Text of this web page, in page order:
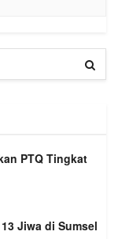
PTQ Tingkat
Jiwa di Sumsel